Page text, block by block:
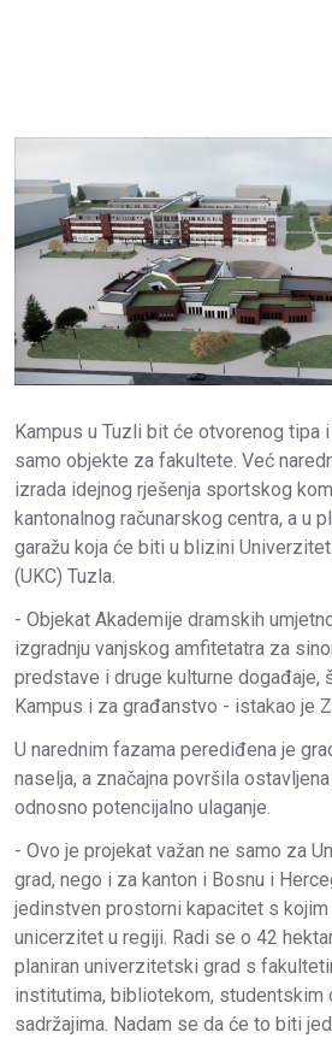
Kampus u Tuzli bit će otvorenog tipa
samo objekte za fakultete. Već
izrada idejnog rješenja sportskog
kantonalnog računarskog centra, a u
garažu koja će biti u blizini
(UKC) Tuzla.
- Objekat Akademije dramskih
izgradnju vanjskog amfitetatra za
predstave i druge kulturne događaje,
Kampus i za građanstvo - istakao je
U narednim fazama perediđena je
naselja, a značajna površila
odnosno potencijalno ulaganje.
- Ovo je projekat važan ne samo za
grad, nego i za kanton i Bosnu i
jedinstven prostorni kapacitet s
unicerzitet u regiji. Radi se o 42
planiran univerzitetski grad s
institutima, bibliotekom, studentskim
sadržajima. Nadam se da će to biti